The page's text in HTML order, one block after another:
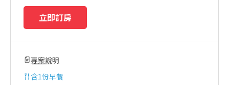
立即訂房
專案說明
含1份早餐